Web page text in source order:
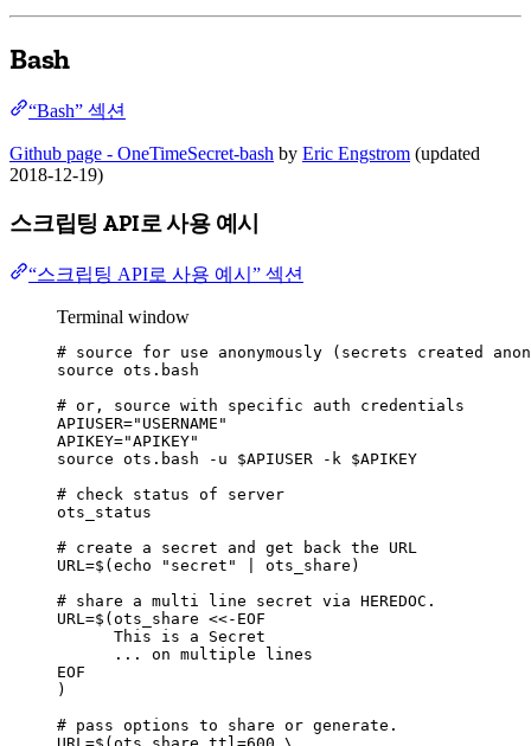
Bash
“Bash” 섹션
Github page - OneTimeSecret-bash by Eric Engstrom (updated
2018-12-19)
스크립팅 API로 사용 예시
“스크립팅 API로 사용 예시” 섹션
Terminal window
# source for use anonymously (secrets created
source ots.bash
# or, source with specific auth credentials
APIUSER=" USERNAME "
APIKEY="APIKEY"
source ots.bash -u $APIUSER -k
$APIKEY
# check status of server
ots_status
# create a secret and get back the URL
URL =$( echo " secret " ots_share )
# share a multi line secret via HEREDOC.
URL =$( ots_share <<- EOF
This is a Secret
... on multiple lines
EOF
)
# pass options to share or generate.